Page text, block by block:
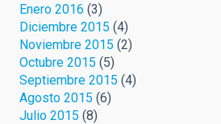
Enero 2016 (3)
Diciembre 2015 (4)
Noviembre 2015 (2)
Octubre 2015 (5)
Septiembre 2015 (4)
Agosto 2015 (6)
Julio 2015 (8)